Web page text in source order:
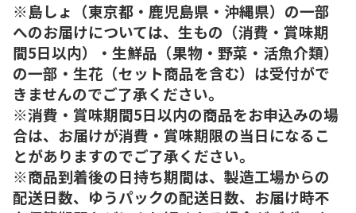
※島しょ（東京都・鹿児島県・沖縄県）の一部
へのお届けについては、生もの（消費・賞味期
間5日以内）・生鮮品（果物・野菜・活魚介類）
の一部・生花（セット商品を含む）は受付がで
きませんのでご了承ください。
※消費・賞味期間5日以内の商品をお申込みの場
合は、お届けが消費・賞味期限の当日になるこ
とがありますのでご了承ください。
※商品到着後の日持ち期間は、製造工場からの
配送日数、ゆうパックの配送日数、お届け時不